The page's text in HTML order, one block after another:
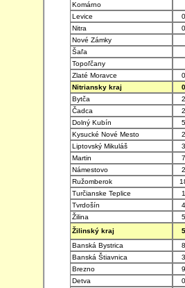
Komárno
Levice
Nitra
Nové Zámky
Šaľa
Topoľčany
Zlaté Moravce
Nitriansky kraj
Bytča
Čadca
Dolný Kubín
Kysucké Nové Mesto
Liptovský Mikuláš
Martin
Námestovo
Ružomberok
Turčianske Teplice
Tvrdošín
Žilina
Žilinský kraj
Banská Bystrica
Banská Štiavnica
Brezno
Detva